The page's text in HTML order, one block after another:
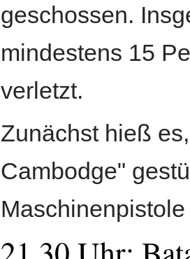
geschossen.
mindestens 15
verletzt.
Zunächst hieß
Cambodge"